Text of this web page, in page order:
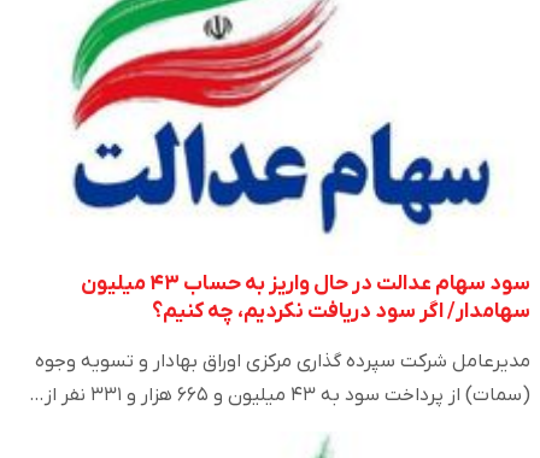
سود سهام عدالت در حال واریز به حساب ۴۳ میلیون
سهامدار/ اگر سود دریافت نکردیم، چه کنیم؟
مدیرعامل شرکت سپرده گذاری مرکزی اوراق بهادار و تسویه وجوه
(سمات) از پرداخت سود به ۴۳ میلیون و ۶۶۵ هزار و ۳۳۱ نفر از…